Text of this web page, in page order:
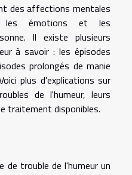
des affections mentales
les émotions et les
Il existe plusieurs
à savoir : les épisodes
prolongés de manie
plus d'explications sur
de l'humeur, leurs
traitement disponibles.
de trouble de l'humeur un